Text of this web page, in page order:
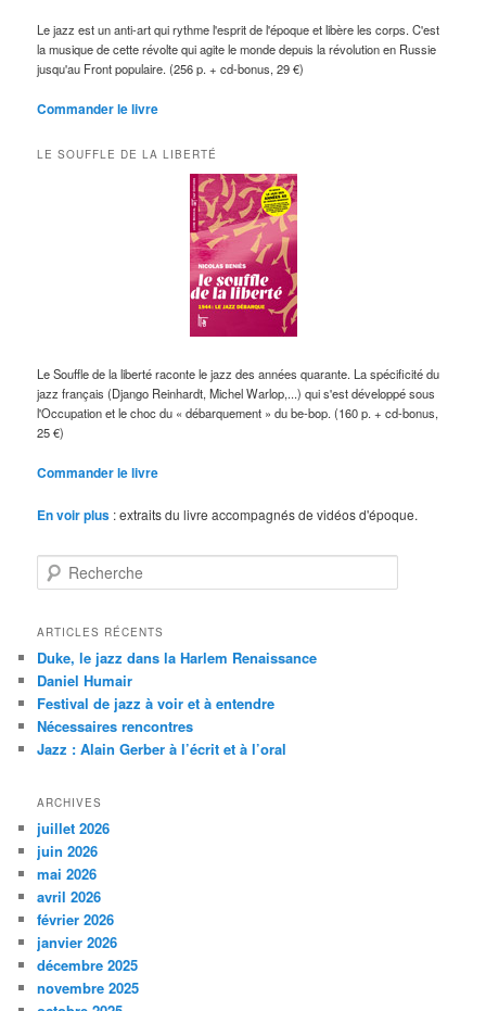
Le jazz est un anti-art qui rythme l'esprit de l'époque et libère les corps. C'est
la musique de cette révolte qui agite le monde depuis la révolution en Russie
jusqu'au Front populaire. (256 p. + cd-bonus, 29 €)
Commander le livre
LE SOUFFLE DE LA LIBERTÉ
Le Souffle de la liberté raconte le jazz des années quarante. La spécificité du
jazz français (Django Reinhardt, Michel Warlop,...) qui s'est développé sous
l'Occupation et le choc du « débarquement » du be-bop. (160 p. + cd-bonus,
25 €)
Commander le livre
En voir plus : extraits du livre accompagnés de vidéos d'époque.
e
h
r
c
h
e
ARTICLES RÉCENTS
Duke, le jazz dans la Harlem Renaissance
Daniel Humair
Festival de jazz à voir et à entendre
Nécessaires rencontres
Jazz : Alain Gerber à l’écrit et à l’oral
ARCHIVES
juillet 2026
juin 2026
mai 2026
avril 2026
février 2026
janvier 2026
décembre 2025
novembre 2025